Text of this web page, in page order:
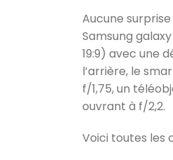
Aucune
Samsung
19:9) avec une
l’arrière, le
f/1,75, un
ouvrant à f/2,2.
Voici toutes les